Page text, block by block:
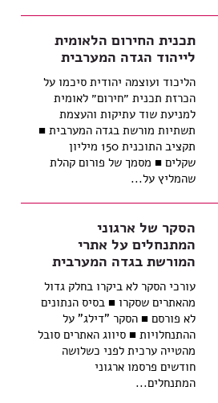
תכנית החירום הלאומית
לייהוד הגדה המערבית
הליכוד ועוצמה יהודית סיכמו על
הכרזת תכנית ״חירום״ לאומית
למניעת שוד עתיקות והעצמת
תשתיות מורשת בגדה המערבית ■
תקציב התוכנית 150 מיליון
שקלים ■ מסמך של פורום קהלת
שהמליץ על...
הסקר של ארגוני
המתנחלים על אתרי
המורשת בגדה המערבית
עורכי הסקר לא ביקרו בחלק גדול
מהאתרים שסקרו ■ בסיס הנתונים
לא פורסם ■ הסקר "דילג" על
ההתנחלויות ■ סיווג האתרים סובל
מהטייה ערכית לפני כשלושה
חודשים פרסמו ארגוני
המתנחלים...